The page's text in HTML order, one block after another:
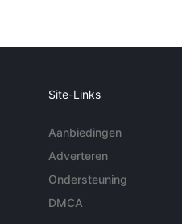
Site-Links
Aanbiedingen
Adverteren
Ondersteuning
DMCA